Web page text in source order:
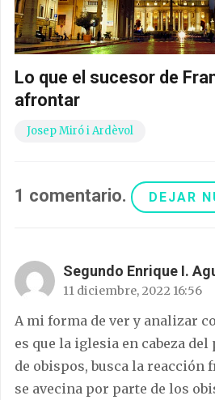
Lo que el sucesor de
afrontar
Josep Miró i Ardèvol
1 comentario. DEJAR
Segundo Enrique I.
11 diciembre, 2022 16:56
A mi forma de ver y analizar
es que la iglesia en cabeza
de obispos, busca la reacción
se avecina por parte de los